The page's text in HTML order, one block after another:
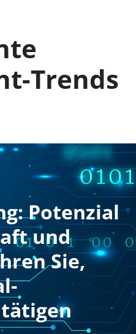
Trends
Potenzial
und
Sie,